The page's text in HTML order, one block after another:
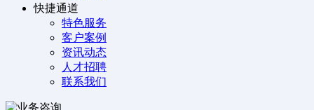
快捷通道
特色服务
客户案例
资讯动态
人才招聘
联系我们